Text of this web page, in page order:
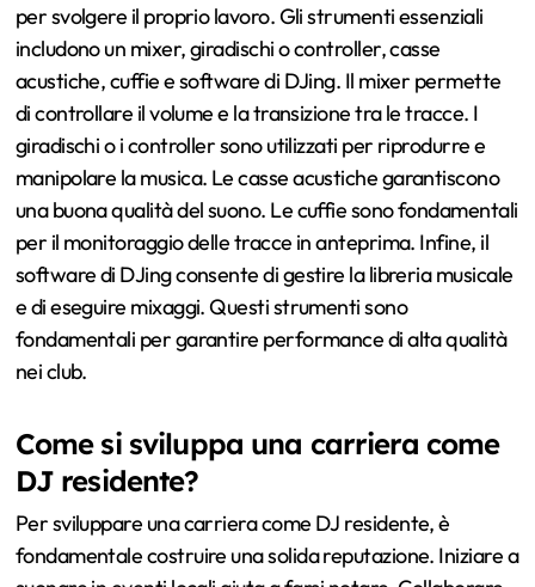
per svolgere il proprio lavoro. Gli strumenti essenziali
includono un mixer, giradischi o controller, casse
acustiche, cuffie e software di DJing. Il mixer permette
di controllare il volume e la transizione tra le tracce. I
giradischi o i controller sono utilizzati per riprodurre e
manipolare la musica. Le casse acustiche garantiscono
una buona qualità del suono. Le cuffie sono fondamentali
per il monitoraggio delle tracce in anteprima. Infine, il
software di DJing consente di gestire la libreria musicale
e di eseguire mixaggi. Questi strumenti sono
fondamentali per garantire performance di alta qualità
nei club.
Come si sviluppa una carriera come
DJ residente?
Per sviluppare una carriera come DJ residente, è
fondamentale costruire una solida reputazione. Iniziare a